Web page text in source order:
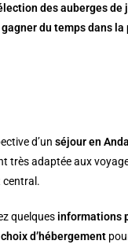
des auberges
du temps dans
d’unséjour en
très adaptée aux
central.
quelques informations
choix d’hébergement